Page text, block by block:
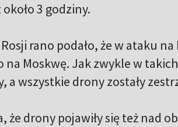
3 godziny.
rano podało, że w ataku
na Moskwę. Jak zwykle w
a wszystkie drony zostały
że drony pojawiły się też nad